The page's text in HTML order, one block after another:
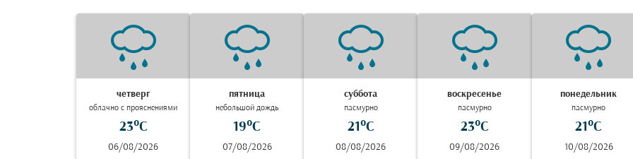
четверг
облачно с прояснениями
23°C
06/08/2026
пятница
небольшой дождь
19°C
07/08/2026
суббота
пасмурно
21°C
08/08/2026
воскресенье
пасмурно
23°C
09/08/2026
понедельник
пасмурно
21°C
10/08/2026